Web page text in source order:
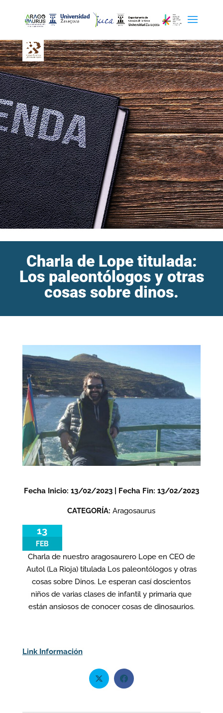
Charla de Lope titulada:
Los paleontólogos y otras
cosas sobre dinos.
otras cosas sobre dinos.
Fecha Inicio: 13/02/2023 | Fecha Fin: 13/02/2023
CATEGORÍA:Aragosaurus
13
FEB
Charla de nuestro aragosaurero Lope en CEO de
Autol (La Rioja) titulada Los paleontólogos y otras
cosas sobre Dinos. Le esperan casí doscientos
niños de varias clases de infantil y primaria que
están ansiosos de conocer cosas de dinosaurios.
Link Información